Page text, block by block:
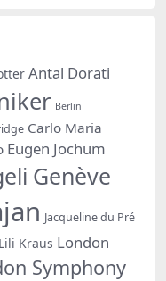
Antal Dorati
Berlin
Carlo Maria
Eugen Jochum
Genève
Jacqueline du Pré
Lili Kraus London
Symphony